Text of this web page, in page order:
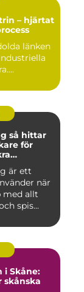
– hjärtat
länken
för
är ett
när
med allt
spis...
i Skåne:
skånska